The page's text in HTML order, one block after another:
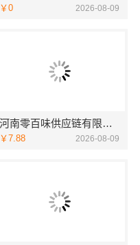
￥0 2026-08-09
河南零百味供应链有限公司零百味低成本零食硬折扣适配全场景
￥7.88 2026-08-09